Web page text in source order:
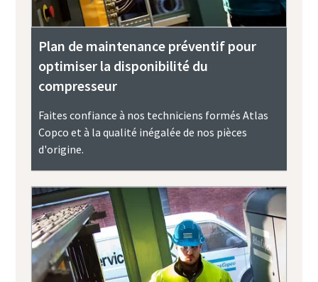
Plan de maintenance préventif pour
optimiser la disponibilité du
compresseur
Faites confiance à nos techniciens formés Atlas
Copco et à la qualité inégalée de nos pièces
d'origine.